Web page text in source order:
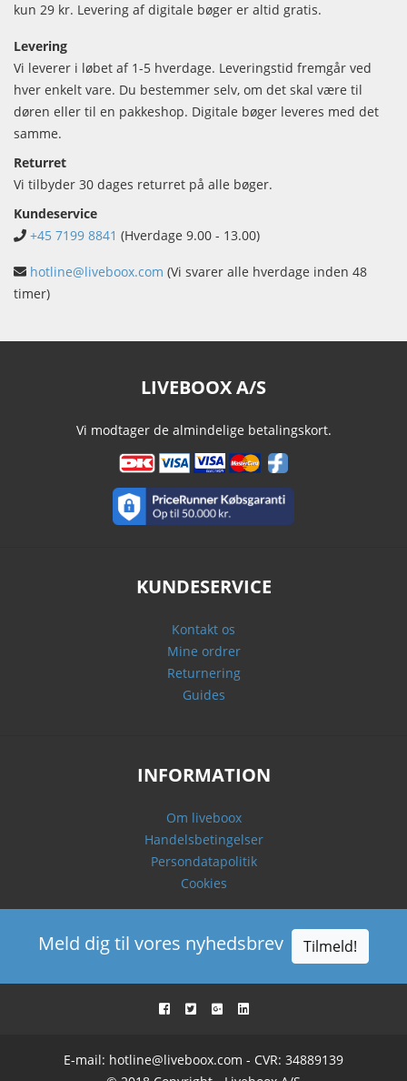
kun 29 kr. Levering af digitale bøger er altid gratis.
Levering
Vi leverer i løbet af 1-5 hverdage. Leveringstid fremgår ved
hver enkelt vare. Du bestemmer selv, om det skal være til
døren eller til en pakkeshop. Digitale bøger leveres med det
samme.
Returret
Vi tilbyder 30 dages returret på alle bøger.
Kundeservice
+45 7199 8841 (Hverdage 9.00 - 13.00)
hotline@liveboox.com (Vi svarer alle hverdage inden 48
timer)
LIVEBOOX A/S
Vi modtager de almindelige betalingskort.
KUNDESERVICE
Kontakt os
Mine ordrer
Returnering
Guides
INFORMATION
Om liveboox
Handelsbetingelser
Persondatapolitik
Cookies
Meld dig til vores nyhedsbrev Tilmeld!
E-mail: hotline@liveboox.com - CVR: 34889139